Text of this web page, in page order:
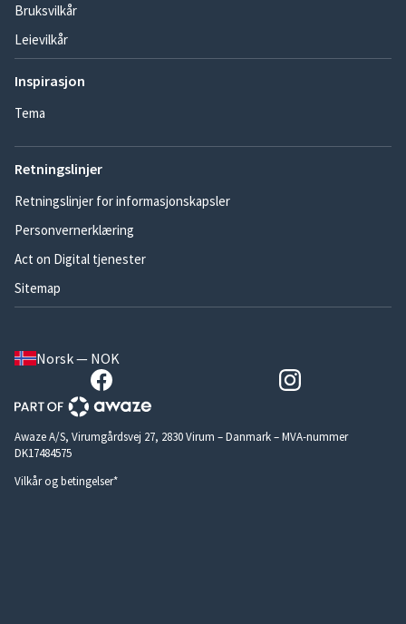
Bruksvilkår
Leievilkår
Inspirasjon
Tema
Retningslinjer
Retningslinjer for informasjonskapsler
Personvernerklæring
Act on Digital tjenester
Sitemap
Norsk — NOK
Awaze A/S, Virumgårdsvej 27, 2830 Virum – Danmark – MVA-nummer
DK17484575
Vilkår og betingelser*